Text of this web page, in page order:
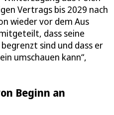
Vertrags bis 2029 nach
wieder vor dem Aus
dass seine
sind und dass er
umschauen kann“,
Beginn an